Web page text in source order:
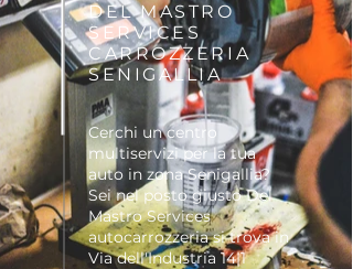
DEL MASTRO
SERVICES
CARROZZERIA
SENIGALLIA
Cerchi un centro
multiservizi per la tua
auto in zona Senigallia?
Sei nel posto giusto Del
Mastro Services
autocarrozzeria si trova in
Via dell'Industria 14|1